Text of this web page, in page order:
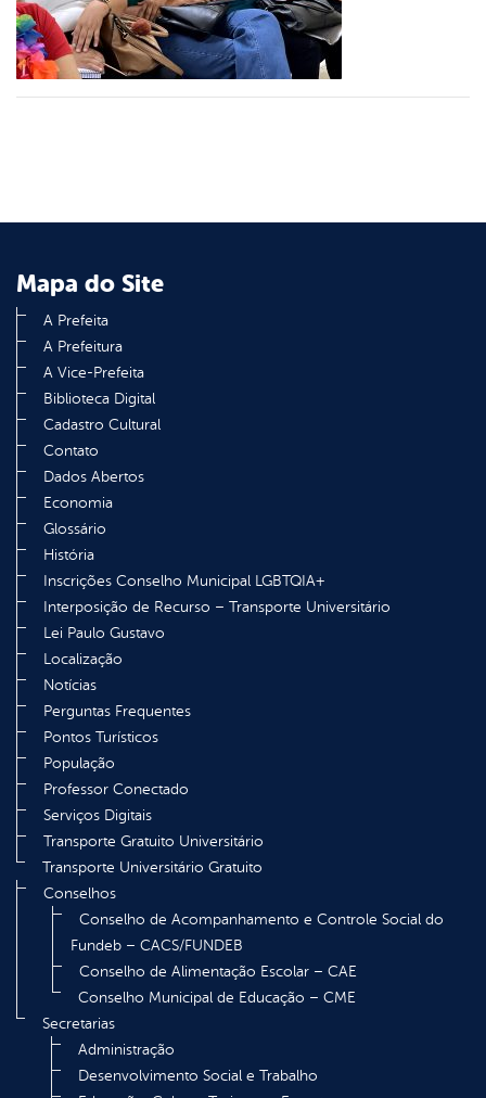
Mapa do Site
A Prefeita
A Prefeitura
A Vice-Prefeita
Biblioteca Digital
Cadastro Cultural
Contato
Dados Abertos
Economia
Glossário
História
Inscrições Conselho Municipal LGBTQIA+
Interposição de Recurso – Transporte Universitário
Lei Paulo Gustavo
Localização
Notícias
Perguntas Frequentes
Pontos Turísticos
População
Professor Conectado
Serviços Digitais
Transporte Gratuito Universitário
Transporte Universitário Gratuito
Conselhos
Conselho de Acompanhamento e Controle Social do
Fundeb – CACS/FUNDEB
Conselho de Alimentação Escolar – CAE
Conselho Municipal de Educação – CME
Secretarias
Administração
Desenvolvimento Social e Trabalho